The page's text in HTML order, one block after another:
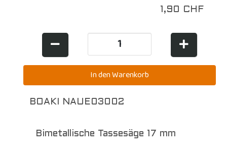
1,90 CHF
BOAKI NAUE03002
Bimetallische Tassesäge 17 mm